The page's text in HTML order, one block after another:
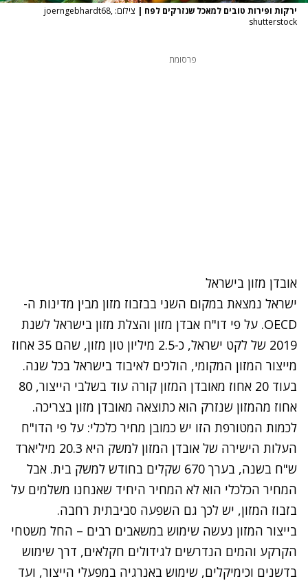
ירקות ופירות טובים למאכל שנזרקים לפח |
צילום: joerngebhardt68,
shutterstock
פרסומת
אובדן מזון בישראל
ישראל נמצאת במקום השני בבזבוז מזון מבין מדינות ה-
OECD. על פי
דו"ח אבדן מזון והצלת מזון בישראל לשנת
2019 של לקט ישראל
, כ-2.5 מיליון טון מזון, שהם 35 אחוז
מייצור המזון המקומי, הולכים לאיבוד בישראל בכל שנה.
בעוד 20 אחוז מאובדן המזון קורה עוד בשלבי הייצור, 80
אחוז מהמזון שנזרק הוא כתוצאה מאובדן מזון בצריכה.
לכמות המטורפת הזו יש כמובן מחיר כלכלי: על פי הדו"ח
העלות הישירה של אובדן המזון למשק היא 20.3 מיליארד
ש"ח בשנה, בערך 670 שקלים בחודש למשק בית. אבל
המחיר הכלכלי הוא לא המחיר היחיד שאנחנו משלמים על
בזבוז המזון, יש לכך גם השפעה סביבתית רחבה.
בייצור המזון נעשה שימוש במשאבים רבים – החל משטחי
הקרקע והמים הנדרשים לגידולים חקלאים, דרך שימוש
בדשנים וכימיקלים, שימוש באנרגיה במפעלי הייצור, ועד